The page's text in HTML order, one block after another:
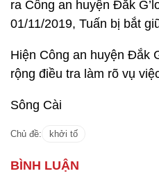
ra Công an huyện Đắk
01/11/2019, Tuấn bị bắt
Hiện Công an huyện Đắk
rộng điều tra làm rõ vụ
Sông Cài
Chủ đề: khởi tố